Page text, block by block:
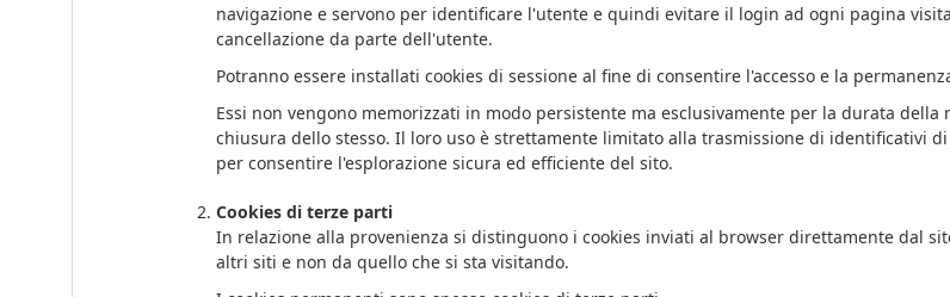
navigazione e servono per identificare l'utente e quindi evitare il login ad ogni pagina
cancellazione da parte dell'utente.
Potranno essere installati cookies di sessione al fine di consentire l'accesso e la
Essi non vengono memorizzati in modo persistente ma esclusivamente per la durata
chiusura dello stesso. Il loro uso è strettamente limitato alla trasmissione di identificativi
per consentire l'esplorazione sicura ed efficiente del sito.
Cookies di terze parti
In relazione alla provenienza si distinguono i cookies inviati al browser direttamente dal
altri siti e non da quello che si sta visitando.